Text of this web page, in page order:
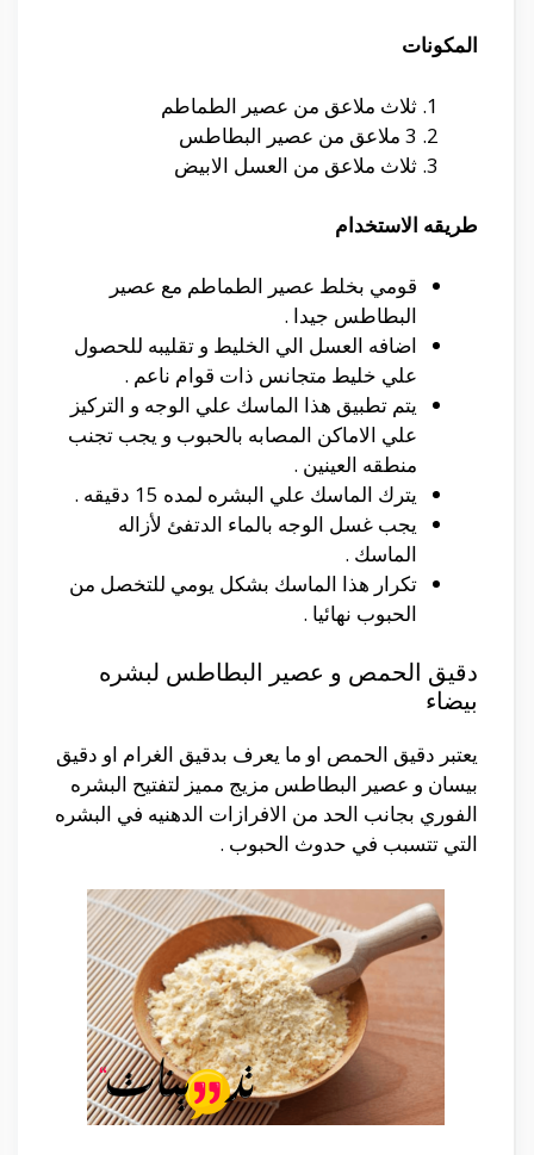
المكونات
ثلاث ملاعق من عصير الطماطم
3 ملاعق من عصير البطاطس
ثلاث ملاعق من العسل الابيض
طريقه الاستخدام
قومي بخلط عصير الطماطم مع عصير
البطاطس جيدا .
اضافه العسل الي الخليط و تقليبه للحصول
علي خليط متجانس ذات قوام ناعم .
يتم تطبيق هذا الماسك علي الوجه و التركيز
علي الاماكن المصابه بالحبوب و يجب تجنب
منطقه العينين .
يترك الماسك علي البشره لمده 15 دقيقه .
يجب غسل الوجه بالماء الدتفئ لأزاله
الماسك .
تكرار هذا الماسك بشكل يومي للتخصل من
الحبوب نهائيا .
دقيق الحمص و عصير البطاطس لبشره
بيضاء
يعتبر دقيق الحمص او ما يعرف بدقيق الغرام او دقيق
بيسان و عصير البطاطس مزيج مميز لتفتيح البشره
الفوري بجانب الحد من الافرازات الدهنيه في البشره
التي تتسبب في حدوث الحبوب .